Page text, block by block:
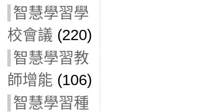
智慧學習學
校會議 (220)
智慧學習教
師增能 (106)
智慧學習種